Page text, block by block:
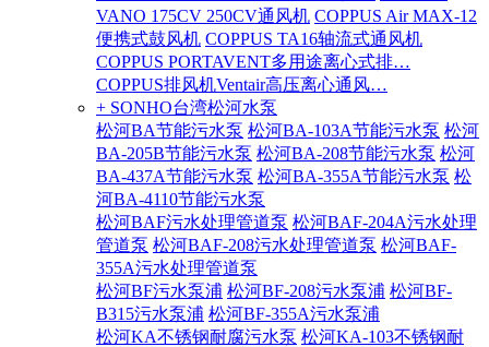
VANO 175CV 250CV通风机 COPPUS Air MAX-12
便携式鼓风机 COPPUS TA16轴流式通风机
COPPUS PORTAVENT多用途离心式排…
COPPUS排风机Ventair高压离心通风…
+ SONHO台湾松河水泵
松河BA节能污水泵 松河BA-103A节能污水泵 松河
BA-205B节能污水泵 松河BA-208节能污水泵 松河
BA-437A节能污水泵 松河BA-355A节能污水泵 松
河BA-4110节能污水泵
松河BAF污水处理管道泵 松河BAF-204A污水处理
管道泵 松河BAF-208污水处理管道泵 松河BAF-
355A污水处理管道泵
松河BF污水泵浦 松河BF-208污水泵浦 松河BF-
B315污水泵浦 松河BF-355A污水泵浦
松河KA不锈钢耐腐污水泵 松河KA-103不锈钢耐